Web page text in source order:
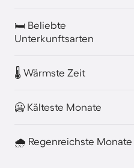
🛏️ Beliebte
Unterkunftsarten
🌡️ Wärmste Zeit
🥶 Kälteste Monate
🌧️ Regenreichste Monate